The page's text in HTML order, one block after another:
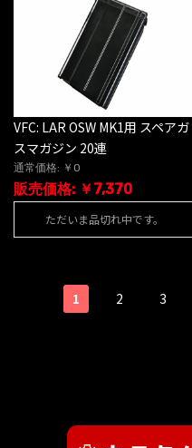
VFC: LAR OSW MK1用 スペアガ
スマガジン 20連
通常価格: ￥0
販売価格: ￥7,370
ただいま品切れ中です。
1 2 3